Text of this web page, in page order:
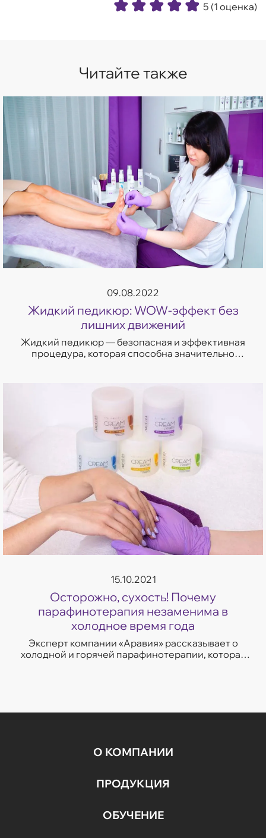
5 (1 оценка)
Читайте также
09.08.2022
Жидкий педикюр: WOW-эффект без
лишних движений
Жидкий педикюр — безопасная и эффективная
процедура, которая способна значительно
15.10.2021
Осторожно, сухость! Почему
парафинотерапия незаменима в
холодное время года
Эксперт компании «Аравия» рассказывает о
холодной и горячей парафинотерапии, которая
О КОМПАНИИ
ПРОДУКЦИЯ
ОБУЧЕНИЕ